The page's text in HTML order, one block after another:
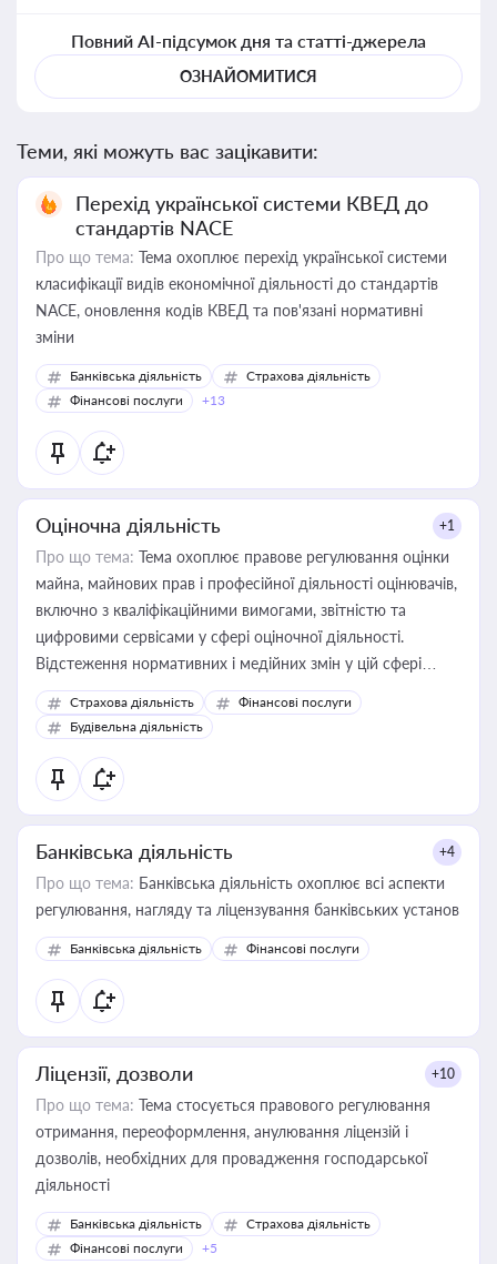
Повний AI-підсумок дня та статті-джерела
ОЗНАЙОМИТИСЯ
Теми, які можуть вас зацікавити:
Перехід української системи КВЕД до
стандартів NACE
Про що тема: Тема охоплює перехід української системи
класифікації видів економічної діяльності до стандартів
NACE, оновлення кодів КВЕД та пов'язані нормативні
зміни
Банківська діяльність
Страхова діяльність
Фінансові послуги
+13
Оціночна діяльність +1
Про що тема: Тема охоплює правове регулювання оцінки
майна, майнових прав і професійної діяльності оцінювачів,
включно з кваліфікаційними вимогами, звітністю та
цифровими сервісами у сфері оціночної діяльності.
Відстеження нормативних і медійних змін у цій сфері
корисне для власника бізнесу, керівника, юриста або
бухгалтера під час оподаткування, приватизації, оренди
державного майна, корпоративних угод і перевірки
статусу суб'єктів оціночної діяльності
Страхова діяльність
Фінансові послуги
Будівельна діяльність
Банківська діяльність +4
Про що тема: Банківська діяльність охоплює всі аспекти
регулювання, нагляду та ліцензування банківських установ
Банківська діяльність Фінансові послуги
Ліцензії, дозволи +10
Про що тема: Тема стосується правового регулювання
отримання, переоформлення, анулювання ліцензій і
дозволів, необхідних для провадження господарської
діяльності
Банківська діяльність
Страхова діяльність
Фінансові послуги
+5